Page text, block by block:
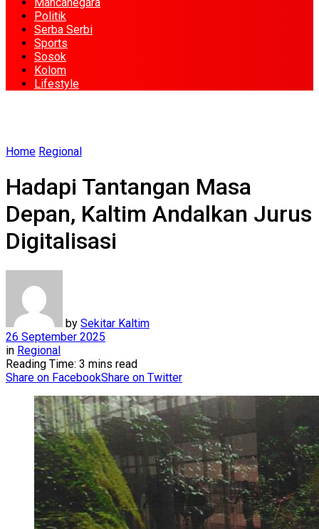
Politik
Serba Serbi
Sports
Sosok
Kolom
Lifestyle
Home Regional
Hadapi Tantangan Masa
Depan, Kaltim Andalkan Jurus
Digitalisasi
by Sekitar Kaltim
26 September 2025
in Regional
Reading Time: 3 mins read
Share on FacebookShare on Twitter